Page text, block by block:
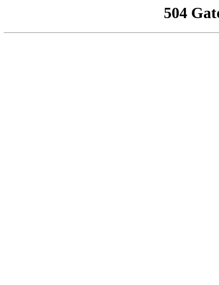
504